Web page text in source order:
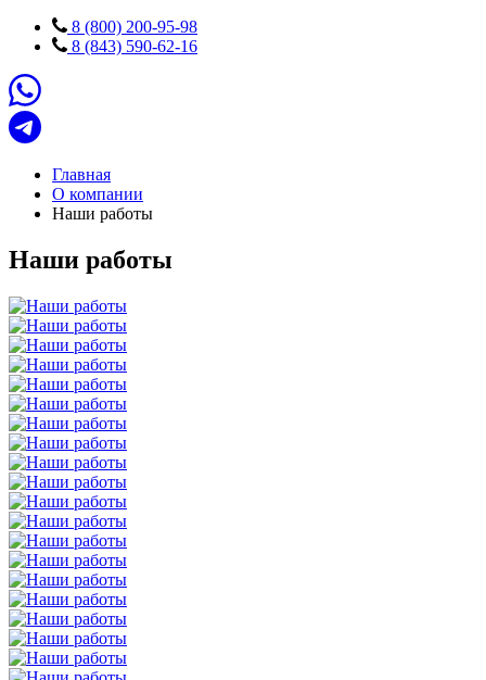
8 (800) 200-95-98
8 (843) 590-62-16
Главная
О компании
Наши работы
Наши работы